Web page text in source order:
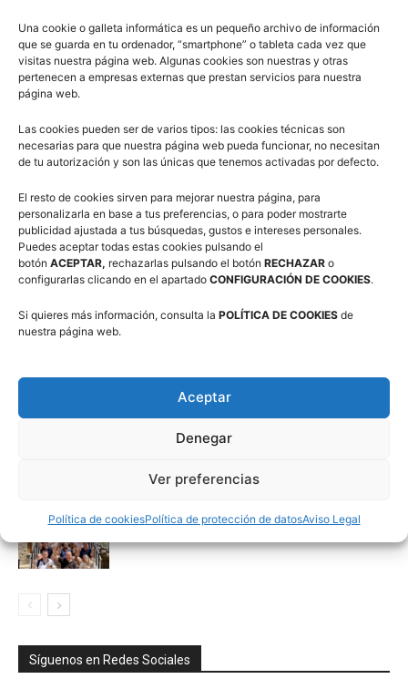
Una cookie o galleta informática es un pequeño archivo de información
que se guarda en tu ordenador, “smartphone” o tableta cada vez que
visitas nuestra página web. Algunas cookies son nuestras y otras
pertenecen a empresas externas que prestan servicios para nuestra
página web.
Las cookies pueden ser de varios tipos: las cookies técnicas son
necesarias para que nuestra página web pueda funcionar, no necesitan
de tu autorización y son las únicas que tenemos activadas por defecto.
El resto de cookies sirven para mejorar nuestra página, para
personalizarla en base a tus preferencias, o para poder mostrarte
publicidad ajustada a tus búsquedas, gustos e intereses personales.
Puedes aceptar todas estas cookies pulsando el
botón ACEPTAR, rechazarlas pulsando el botón RECHAZAR o
configurarlas clicando en el apartado CONFIGURACIÓN DE COOKIES.
Si quieres más información, consulta la POLÍTICA DE COOKIES de
nuestra página web.
Aceptar
Denegar
Ver preferencias
Política de cookiesPolítica de protección de datosAviso Legal
3×3 Villanúa 2026
Campus Baloncesto Villanúa 2026
Síguenos en Redes Sociales